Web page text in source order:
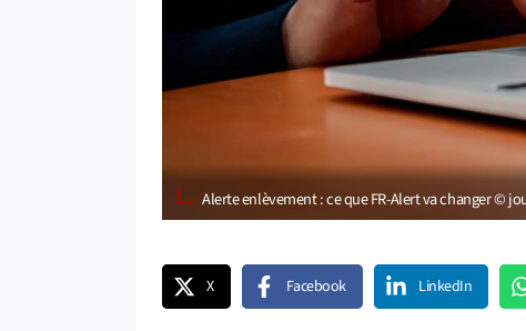
Alerte enlèvement : ce que FR-Alert va changer ©
X Facebook LinkedIn